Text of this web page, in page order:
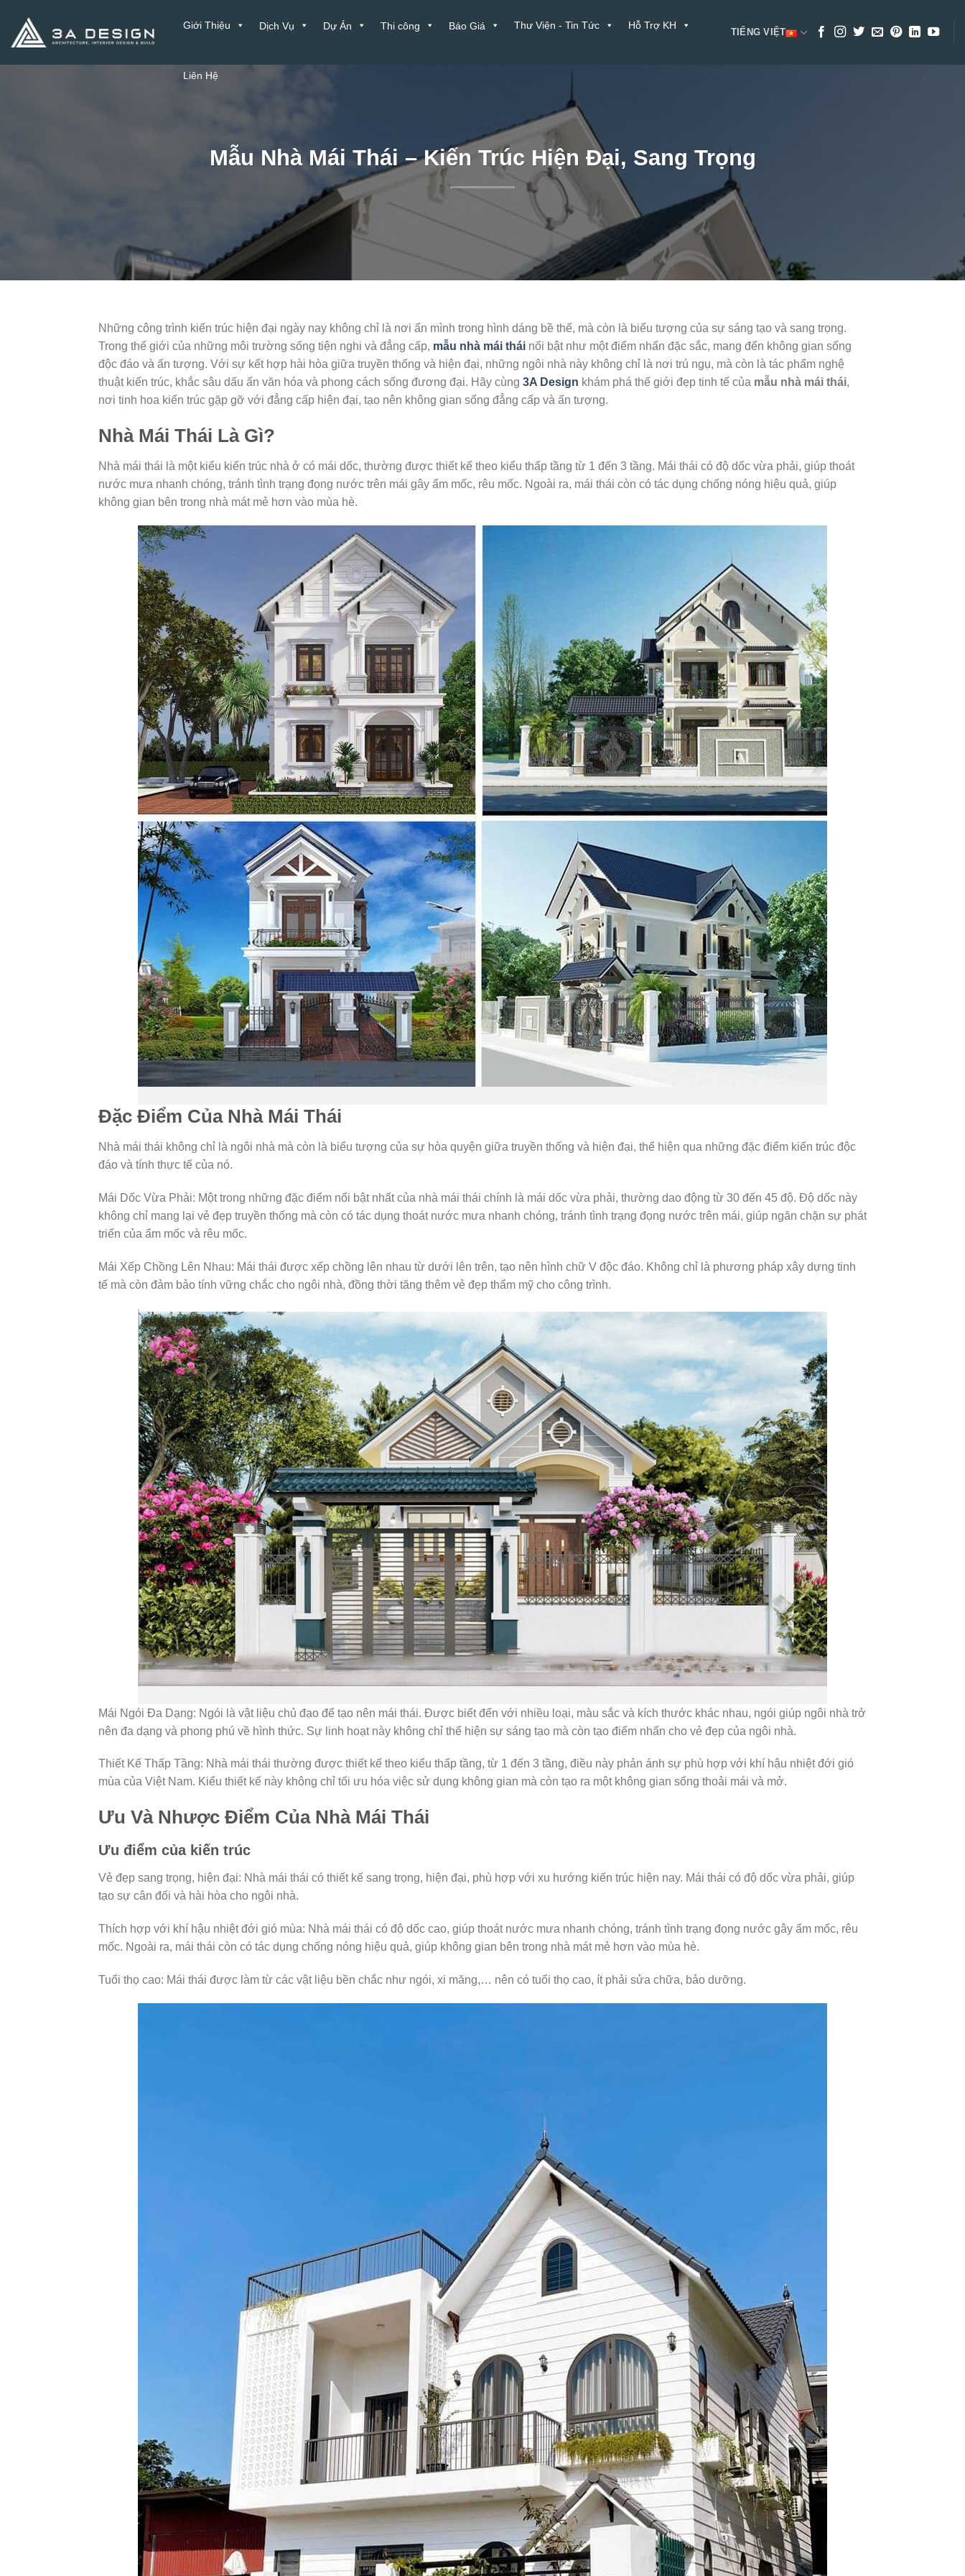
nội
dung
Giới Thiệu Dịch Vụ Dự Án Thi công Báo Giá Thư Viện - Tin Tức Hỗ Trợ KH
Liên Hệ
TIẾNG VIỆT
Mẫu Nhà Mái Thái – Kiến Trúc Hiện Đại, Sang Trọng
Những công trình kiến trúc hiện đại ngày nay không chỉ là nơi ẩn mình trong hình dáng bề thế, mà còn là biểu tượng của sự sáng tạo và sang trọng.
Trong thế giới của những môi trường sống tiện nghi và đẳng cấp, mẫu nhà mái thái nổi bật như một điểm nhấn đặc sắc, mang đến không gian sống
độc đáo và ấn tượng. Với sự kết hợp hài hòa giữa truyền thống và hiện đại, những ngôi nhà này không chỉ là nơi trú ngụ, mà còn là tác phẩm nghệ
thuật kiến trúc, khắc sâu dấu ấn văn hóa và phong cách sống đương đại. Hãy cùng 3A Design khám phá thế giới đẹp tinh tế của mẫu nhà mái thái,
nơi tinh hoa kiến trúc gặp gỡ với đẳng cấp hiện đại, tạo nên không gian sống đẳng cấp và ấn tượng.
Nhà Mái Thái Là Gì?
Nhà mái thái là một kiểu kiến trúc nhà ở có mái dốc, thường được thiết kế theo kiểu thấp tầng từ 1 đến 3 tầng. Mái thái có độ dốc vừa phải, giúp thoát
nước mưa nhanh chóng, tránh tình trạng đọng nước trên mái gây ẩm mốc, rêu mốc. Ngoài ra, mái thái còn có tác dụng chống nóng hiệu quả, giúp
không gian bên trong nhà mát mẻ hơn vào mùa hè.
Đặc Điểm Của Nhà Mái Thái
Nhà mái thái không chỉ là ngôi nhà mà còn là biểu tượng của sự hòa quyện giữa truyền thống và hiện đại, thể hiện qua những đặc điểm kiến trúc độc
đáo và tính thực tế của nó.
Mái Dốc Vừa Phải: Một trong những đặc điểm nổi bật nhất của nhà mái thái chính là mái dốc vừa phải, thường dao động từ 30 đến 45 độ. Độ dốc này
không chỉ mang lại vẻ đẹp truyền thống mà còn có tác dụng thoát nước mưa nhanh chóng, tránh tình trạng đọng nước trên mái, giúp ngăn chặn sự phát
triển của ẩm mốc và rêu mốc.
Mái Xếp Chồng Lên Nhau: Mái thái được xếp chồng lên nhau từ dưới lên trên, tạo nên hình chữ V độc đáo. Không chỉ là phương pháp xây dựng tinh
tế mà còn đảm bảo tính vững chắc cho ngôi nhà, đồng thời tăng thêm vẻ đẹp thẩm mỹ cho công trình.
Mái Ngói Đa Dạng: Ngói là vật liệu chủ đạo để tạo nên mái thái. Được biết đến với nhiều loại, màu sắc và kích thước khác nhau, ngói giúp ngôi nhà trở
nên đa dạng và phong phú về hình thức. Sự linh hoạt này không chỉ thể hiện sự sáng tạo mà còn tạo điểm nhấn cho vẻ đẹp của ngôi nhà.
Thiết Kế Thấp Tầng: Nhà mái thái thường được thiết kế theo kiểu thấp tầng, từ 1 đến 3 tầng, điều này phản ánh sự phù hợp với khí hậu nhiệt đới gió
mùa của Việt Nam. Kiểu thiết kế này không chỉ tối ưu hóa việc sử dụng không gian mà còn tạo ra một không gian sống thoải mái và mở.
Ưu Và Nhược Điểm Của Nhà Mái Thái
Ưu điểm của kiến trúc
Vẻ đẹp sang trọng, hiện đại: Nhà mái thái có thiết kế sang trọng, hiện đại, phù hợp với xu hướng kiến trúc hiện nay. Mái thái có độ dốc vừa phải, giúp
tạo sự cân đối và hài hòa cho ngôi nhà.
Thích hợp với khí hậu nhiệt đới gió mùa: Nhà mái thái có độ dốc cao, giúp thoát nước mưa nhanh chóng, tránh tình trạng đọng nước gây ẩm mốc, rêu
mốc. Ngoài ra, mái thái còn có tác dụng chống nóng hiệu quả, giúp không gian bên trong nhà mát mẻ hơn vào mùa hè.
Tuổi thọ cao: Mái thái được làm từ các vật liệu bền chắc như ngói, xi măng,… nên có tuổi thọ cao, ít phải sửa chữa, bảo dưỡng.